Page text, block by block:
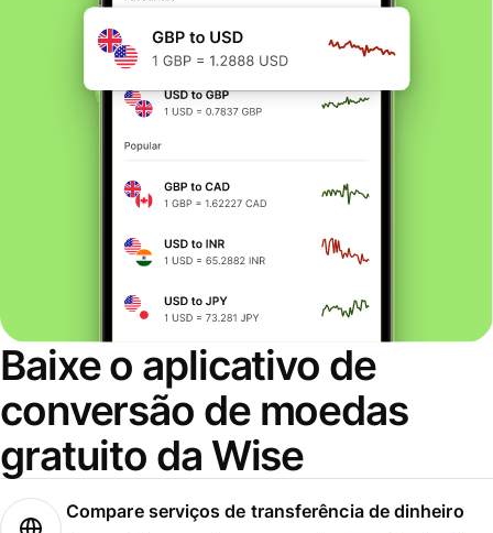
Baixe o aplicativo de
conversão de moedas
gratuito da Wise
Compare serviços de transferência de dinheiro